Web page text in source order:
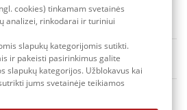
d.d.
Rūšiuoti pagal
cookies) tinkamam svetainės
analizei, rinkodarai ir turiniui
slapukų kategorijomis sutikti.
ir pakeisti pasirinkimus galite
slapukų kategorijos. Užblokavus kai
jums svetainėje teikiamos